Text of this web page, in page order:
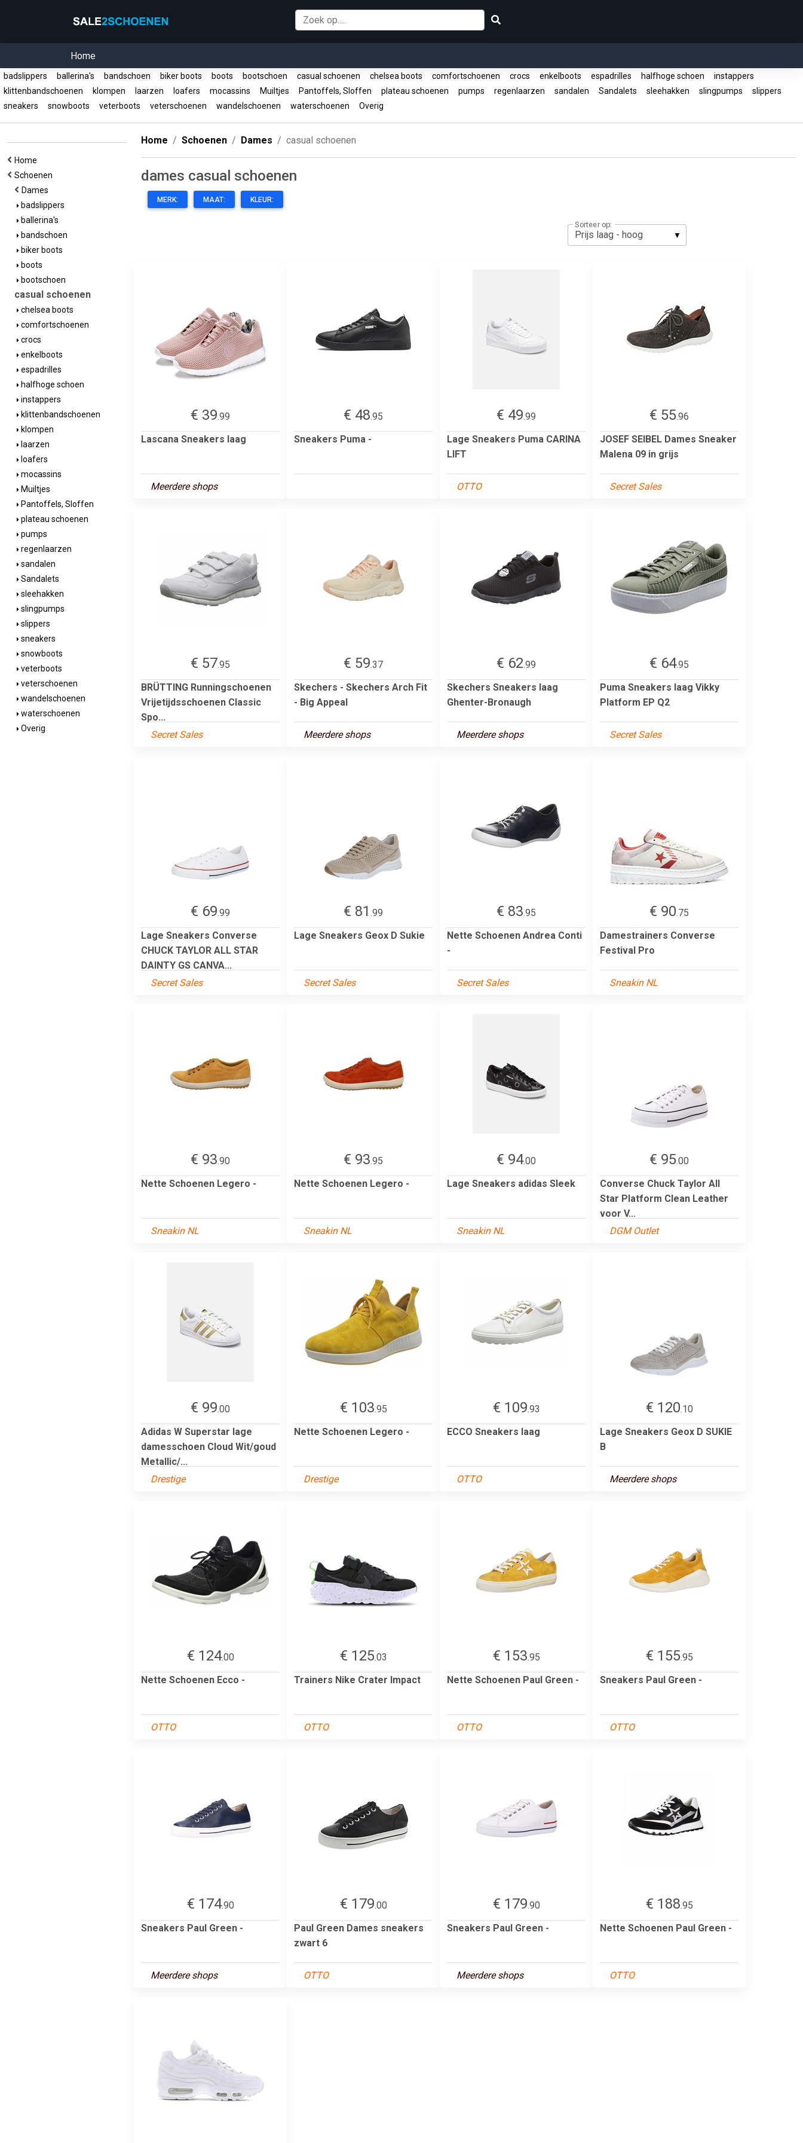
Home
badslippers ballerina's bandschoen biker boots boots bootschoen casual schoenen chelsea boots comfortschoenen crocs enkelboots espadrilles halfhoge schoen
instappers
klittenbandschoenen
klompen laarzen loafers mocassins Muiltjes Pantoffels, Sloffen plateau schoenen pumps regenlaarzen sandalen Sandalets sleehakken slingpumps
slippers
sneakers
snowboots veterboots veterschoenen wandelschoenen waterschoenen Overig
Home
Schoenen
Dames
badslippers
ballerina's
bandschoen
biker boots
boots
bootschoen
casual schoenen
chelsea boots
comfortschoenen
crocs
enkelboots
espadrilles
halfhoge schoen
instappers
klittenbandschoenen
klompen
laarzen
loafers
mocassins
Muiltjes
Pantoffels, Sloffen
plateau schoenen
pumps
regenlaarzen
sandalen
Sandalets
sleehakken
slingpumps
slippers
sneakers
snowboots
veterboots
veterschoenen
wandelschoenen
waterschoenen
Overig
Home Schoenen Dames casual schoenen
dames casual schoenen
MERK: MAAT: KLEUR:
Sorteer op:
€ 39.99
Lascana Sneakers laag
Meerdere shops
€ 48.95
Sneakers Puma -
€ 49.99
Lage Sneakers Puma CARINA
LIFT
OTTO
€ 55.96
JOSEF SEIBEL Dames Sneaker
Malena 09 in grijs
Secret Sales
€ 57.95
BRÜTTING Runningschoenen
Vrijetijdsschoenen Classic
Spo...
Secret Sales
€ 59.37
Skechers - Skechers Arch Fit
- Big Appeal
Meerdere shops
€ 62.99
Skechers Sneakers laag
Ghenter-Bronaugh
Meerdere shops
€ 64.95
Puma Sneakers laag Vikky
Platform EP Q2
Secret Sales
€ 69.99
Lage Sneakers Converse
CHUCK TAYLOR ALL STAR
DAINTY GS CANVA...
Secret Sales
€ 81 .99
Lage Sneakers Geox D Sukie
Secret Sales
€ 83.95
Nette Schoenen Andrea Conti
-
Secret Sales
€ 90.75
Damestrainers Converse
Festival Pro
Sneakin NL
€ 93.90
Nette Schoenen Legero -
Sneakin NL
€ 93.95
Nette Schoenen Legero -
Sneakin NL
€ 94.00
Lage Sneakers adidas Sleek
Sneakin NL
€ 95.00
Converse Chuck Taylor All
Star Platform Clean Leather
voor V...
DGM Outlet
€ 99.00
Adidas W Superstar lage
damesschoen Cloud Wit/goud
Metallic/...
Drestige
€ 103.95
Nette Schoenen Legero -
Drestige
€ 109.93
ECCO Sneakers laag
OTTO
€ 120.10
Lage Sneakers Geox D SUKIE
B
Meerdere shops
€ 124.00
Nette Schoenen Ecco -
OTTO
€ 125.03
Trainers Nike Crater Impact
OTTO
€ 153.95
Nette Schoenen Paul Green -
OTTO
€ 155.95
Sneakers Paul Green -
OTTO
€ 174.90
Sneakers Paul Green -
Meerdere shops
€ 179.00
Paul Green Dames sneakers
zwart 6
OTTO
€ 179.90
Sneakers Paul Green -
Meerdere shops
€ 188.95
Nette Schoenen Paul Green -
OTTO